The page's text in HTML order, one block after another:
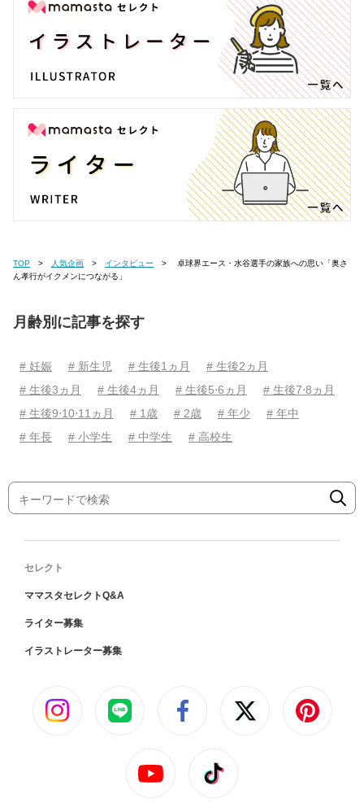
TOP 人気企画 インタビュー
ん孝行がイクメンにつながる」
月齢別に記事を探す
# 妊娠 # 新生児 # 生後1ヵ月
# 生後2ヵ月
# 生後3ヵ月
# 生後4ヵ月 # 生後5⋅6ヵ月
# 生後7⋅8ヵ月
# 生後9⋅10⋅11ヵ月
# 1歳 # 2歳 # 年少
# 年中
# 年長
# 小学生 # 中学生 # 高校生
セレクト
ママスタセレクトQ&A
ライター募集
イラストレーター募集